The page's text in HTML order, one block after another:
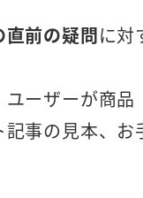
直前の疑問に対
ユーザーが商
事の見本、お